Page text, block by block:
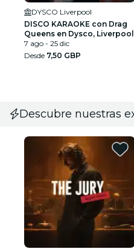
DYSCO Liverpool
DISCO KARAOKE con Drag
Queens en Dysco, Liverpool
7 ago - 25 dic
Desde 7,50 GBP
Descubre nuestras